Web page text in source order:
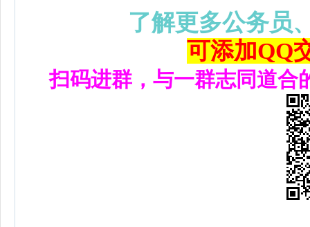
了解更多公务员
可添加QQ
扫码进群，与一群志同道合